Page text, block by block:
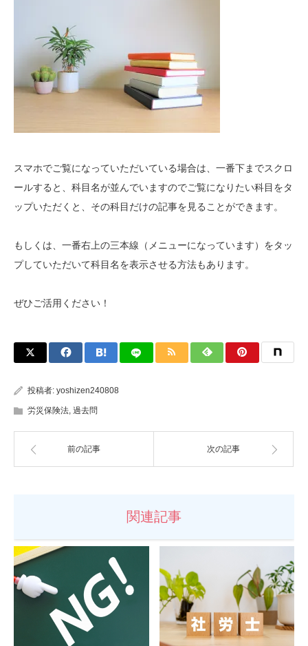
スマホでご覧になっていただいている場合は、一番下までスクロ
ールすると、科目名が並んでいますのでご覧になりたい科目をタ
ップいただくと、その科目だけの記事を見ることができます。
もしくは、一番右上の三本線（メニューになっています）をタッ
プしていただいて科目名を表示させる方法もあります。
ぜひご活用ください！
投稿者: yoshizen240808
労災保険法, 過去問
前の記事 次の記事
関連記事